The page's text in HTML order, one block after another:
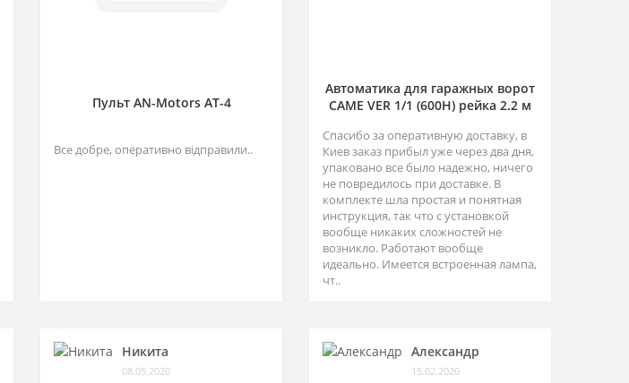
Пульт AN-Motors AT-4
Все добре, оперативно відправили..
Автоматика для гаражных ворот
CAME VER 1/1 (600H) рейка 2.2 м
Спасибо за оперативную доставку, в
Киев заказ прибыл уже через два дня,
упаковано все было надежно, ничего
не повредилось при доставке. В
комплекте шла простая и понятная
инструкция, так что с установкой
вообще никаких сложностей не
возникло. Работают вообще
идеально. Имеется встроенная лампа,
чт..
Никита
08.05.2020
Александр
15.02.2020